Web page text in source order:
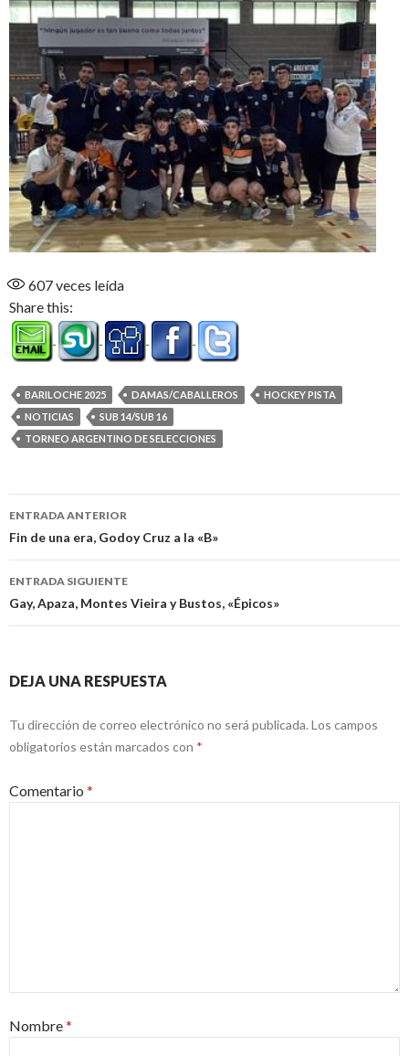
607veces leída
Share this:
BARILOCHE 2025 DAMAS/CABALLEROS
HOCKEY PISTA
NOTICIAS
SUB 14/SUB 16
TORNEO ARGENTINO DE SELECCIONES
Navegación
de
entradas
ENTRADA ANTERIOR
Fin de una era, Godoy Cruz a la «B»
ENTRADA SIGUIENTE
Gay, Apaza, Montes Vieira y Bustos, «Épicos»
DEJA UNA RESPUESTA
Tu dirección de correo electrónico no será publicada. Los campos
obligatorios están marcados con *
Comentario *
Nombre*